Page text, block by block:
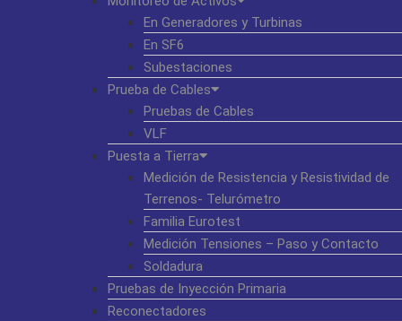
En Generadores y Turbinas
En SF6
Subestaciones
Prueba de Cables
Pruebas de Cables
VLF
Puesta a Tierra
Medición de Resistencia y Resistividad de
Terrenos- Telurómetro
Familia Eurotest
Medición Tensiones – Paso y Contacto
Soldadura
Pruebas de Inyección Primaria
Reconectadores